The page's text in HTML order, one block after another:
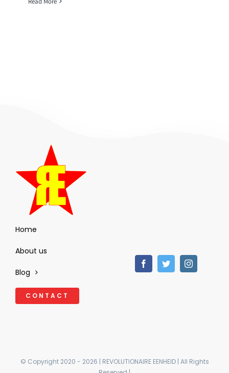
Home
About us
Blog
CONTACT
© Copyright 2020 - 2026 | REVOLUTIONAIRE EENHEID | All Rights